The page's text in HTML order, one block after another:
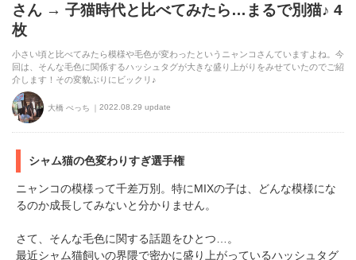
さん → 子猫時代と比べてみたら…まるで別猫♪ 4
枚
小さい頃と比べてみたら模様や毛色が変わったというニャンコさんていますよね。今
回は、そんな毛色に関係するハッシュタグが大きな盛り上がりをみせていたのでご紹
介します！その変貌ぶりにビックリ♪
大橋 ぺっち 2022.08.29 update
シャム猫の色変わりすぎ選手権
ニャンコの模様って千差万別。特にMIXの子は、どんな模様にな
るのか成長してみないと分かりません。
さて、そんな毛色に関する話題をひとつ…。
最近シャム猫飼いの界隈で密かに盛り上がっているハッシュタグ